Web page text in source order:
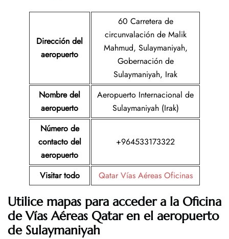
Dirección del
aeropuerto
60 Carretera de
circunvalación de Malik
Mahmud, Sulaymaniyah,
Gobernación de
Sulaymaniyah, Irak
Nombre del
aeropuerto
Aeropuerto Internacional de
Sulaymaniyah (Irak)
Número de
contacto del
aeropuerto
+964533173322
Visitar todo Qatar Vías Aéreas Oficinas
Utilice mapas para acceder a la Oficina
de Vías Aéreas Qatar en el aeropuerto
de Sulaymaniyah